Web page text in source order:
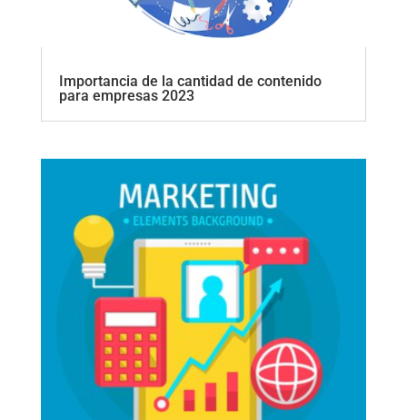
Importancia de la cantidad de contenido
para empresas 2023